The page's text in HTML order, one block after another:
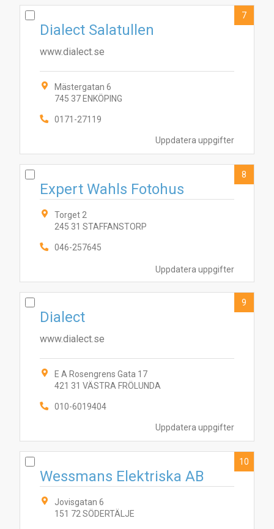
Uppdatera uppgifter
Dialect Salatullen
www.dialect.se
Mästergatan 6
745 37 ENKÖPING
0171-27119
7
Uppdatera uppgifter
Expert Wahls Fotohus
Torget 2
245 31 STAFFANSTORP
046-257645
8
Uppdatera uppgifter
Dialect
www.dialect.se
E A Rosengrens Gata 17
421 31 VÄSTRA FRÖLUNDA
010-6019404
9
Wessmans Elektriska AB
Jovisgatan 6
151 72 SÖDERTÄLJE
10